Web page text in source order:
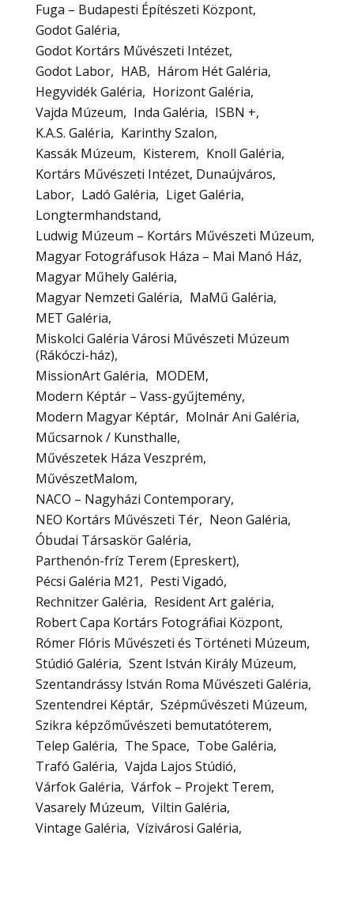
Fuga – Budapesti Építészeti Központ
Godot Galéria
Godot Kortárs Művészeti Intézet
Godot Labor
HAB
Három Hét Galéria
Hegyvidék Galéria
Horizont Galéria
Vajda Múzeum
Inda Galéria
ISBN +
K.A.S. Galéria
Karinthy Szalon
Kassák Múzeum
Kisterem
Knoll Galéria
Kortárs Művészeti Intézet, Dunaújváros
Labor
Ladó Galéria
Liget Galéria
Longtermhandstand
Ludwig Múzeum – Kortárs Művészeti Múzeum
Magyar Fotográfusok Háza – Mai Manó Ház
Magyar Műhely Galéria
Magyar Nemzeti Galéria
MaMű Galéria
MET Galéria
Miskolci Galéria Városi Művészeti Múzeum
(Rákóczi-ház)
MissionArt Galéria
MODEM
Modern Képtár – Vass-gyűjtemény
Modern Magyar Képtár
Molnár Ani Galéria
Műcsarnok / Kunsthalle
Művészetek Háza Veszprém
MűvészetMalom
NACO – Nagyházi Contemporary
NEO Kortárs Művészeti Tér
Neon Galéria
Óbudai Társaskör Galéria
Parthenón-fríz Terem (Epreskert)
Pécsi Galéria M21
Pesti Vigadó
Rechnitzer Galéria
Resident Art galéria
Robert Capa Kortárs Fotográfiai Központ
Rómer Flóris Művészeti és Történeti Múzeum
Stúdió Galéria
Szent István Király Múzeum
Szentandrássy István Roma Művészeti Galéria
Szentendrei Képtár Szépművészeti Múzeum
Szikra képzőművészeti bemutatóterem
Telep Galéria
The Space
Tobe Galéria
Trafó Galéria
Vajda Lajos Stúdió
Várfok Galéria
Várfok – Projekt Terem
Vasarely Múzeum
Viltin Galéria
Vintage Galéria
Vízivárosi Galéria